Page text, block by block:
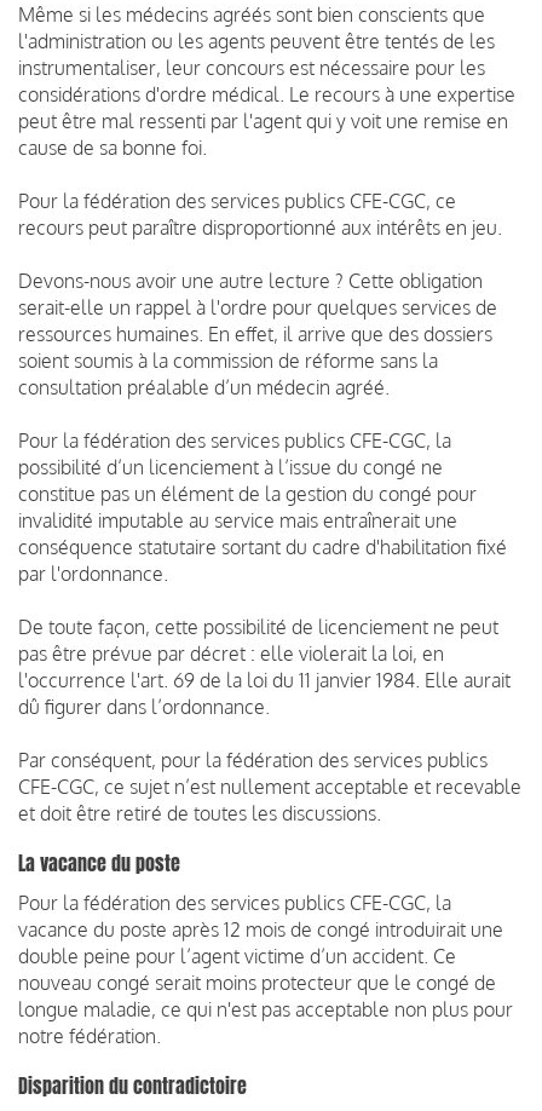
Même si les médecins agréés sont bien conscients que
l'administration ou les agents peuvent être tentés de les
instrumentaliser, leur concours est nécessaire pour les
considérations d'ordre médical. Le recours à une expertise
peut être mal ressenti par l'agent qui y voit une remise en
cause de sa bonne foi.
Pour la fédération des services publics CFE-CGC, ce
recours peut paraître disproportionné aux intérêts en jeu.
Devons-nous avoir une autre lecture ? Cette obligation
serait-elle un rappel à l'ordre pour quelques services de
ressources humaines. En effet, il arrive que des dossiers
soient soumis à la commission de réforme sans la
consultation préalable d’un médecin agréé.
Pour la fédération des services publics CFE-CGC, la
possibilité d’un licenciement à l’issue du congé ne
constitue pas un élément de la gestion du congé pour
invalidité imputable au service mais entraînerait une
conséquence statutaire sortant du cadre d'habilitation fixé
par l'ordonnance.
De toute façon, cette possibilité de licenciement ne peut
pas être prévue par décret : elle violerait la loi, en
l'occurrence l'art. 69 de la loi du 11 janvier 1984. Elle aurait
dû figurer dans l’ordonnance.
Par conséquent, pour la fédération des services publics
CFE-CGC, ce sujet n’est nullement acceptable et recevable
et doit être retiré de toutes les discussions.
La vacance du poste
Pour la fédération des services publics CFE-CGC, la
vacance du poste après 12 mois de congé introduirait une
double peine pour l’agent victime d’un accident. Ce
nouveau congé serait moins protecteur que le congé de
longue maladie, ce qui n'est pas acceptable non plus pour
notre fédération.
Disparition du contradictoire